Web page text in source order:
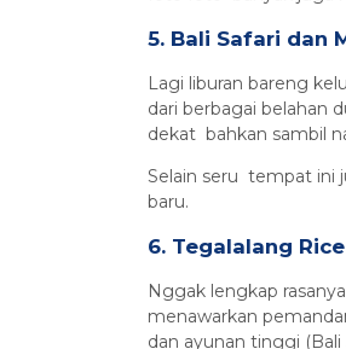
5. Bali Safari dan
Lagi liburan bareng
dari berbagai belahan
dekat bahkan sambil
Selain seru tempat ini
baru.
6. Tegalalang
Nggak lengkap
menawarkan
dan ayunan tinggi